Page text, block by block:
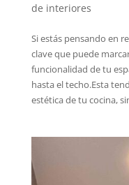
de interiores
Si estás pensando en
clave que puede
funcionalidad de tu
hasta el techo.Esta
estética de tu cocina,